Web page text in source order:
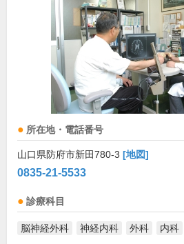
所在地・電話番号
山口県防府市新田780-3 [地図]
0835-21-5533
診療科目
脳神経外科 神経内科 外科 内科